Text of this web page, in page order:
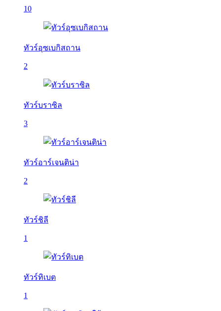
10
ทัวร์อุซเบกิสถาน
2
ทัวร์บราซิล
3
ทัวร์อาร์เจนติน่า
2
ทัวร์ชิลี
1
ทัวร์ทิเบต
1